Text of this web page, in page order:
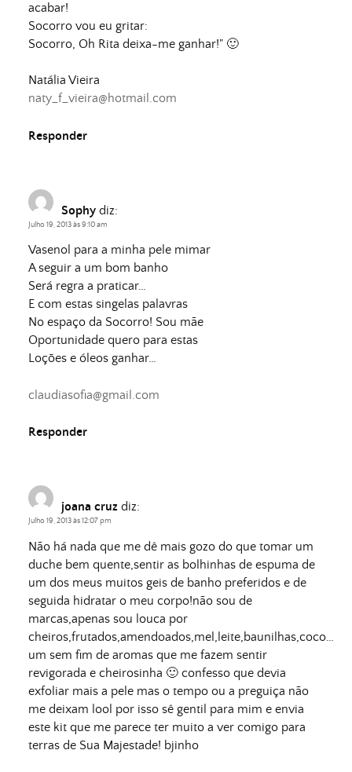
acabar!
Socorro vou eu gritar:
Socorro, Oh Rita deixa-me ganhar!" 🙂
Natália Vieira
naty_f_vieira@hotmail.com
Responder
Sophy diz:
Julho 19, 2013 às 9:10 am
Vasenol para a minha pele mimar
A seguir a um bom banho
Será regra a praticar…
E com estas singelas palavras
No espaço da Socorro! Sou mãe
Oportunidade quero para estas
Loções e óleos ganhar…
claudiasofia@gmail.com
Responder
joana cruz diz:
Julho 19, 2013 às 12:07 pm
Não há nada que me dê mais gozo do que tomar um
duche bem quente,sentir as bolhinhas de espuma de
um dos meus muitos geis de banho preferidos e de
seguida hidratar o meu corpo!não sou de
marcas,apenas sou louca por
cheiros,frutados,amendoados,mel,leite,baunilhas,coco…
um sem fim de aromas que me fazem sentir
revigorada e cheirosinha 🙂 confesso que devia
exfoliar mais a pele mas o tempo ou a preguiça não
me deixam lool por isso sê gentil para mim e envia
este kit que me parece ter muito a ver comigo para
terras de Sua Majestade! bjinho